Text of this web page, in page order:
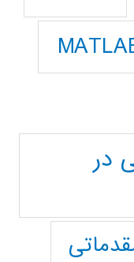
در